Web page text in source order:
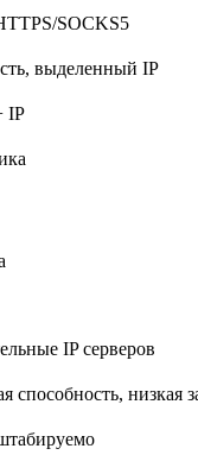
SOCKS5
выделенный IP
IP
IP серверов
способность, низкая